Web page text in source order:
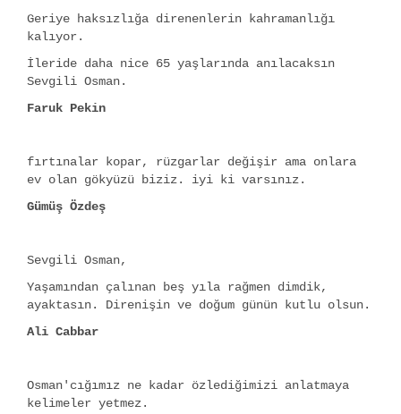
Geriye haksızlığa direnenlerin kahramanlığı
kalıyor.
İleride daha nice 65 yaşlarında anılacaksın
Sevgili Osman.
Faruk Pekin
fırtınalar kopar, rüzgarlar değişir ama onlara
ev olan gökyüzü biziz. iyi ki varsınız.
Gümüş Özdeş
Sevgili Osman,
Yaşamından çalınan beş yıla rağmen dimdik,
ayaktasın. Direnişin ve doğum günün kutlu olsun.
Ali Cabbar
Osman'cığımız ne kadar özlediğimizi anlatmaya
kelimeler yetmez.